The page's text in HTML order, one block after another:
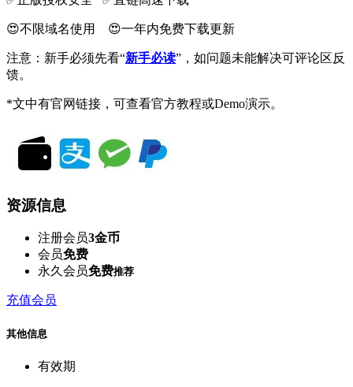
😍不限域名使用 😍一年内免费下载更新
注意：新手必须先看“新手必读”，如问题未能解决可评论区反
馈。
*文中有官网链接，可查看官方教程或Demo演示。
资源信息
注册会员3金币
会员免费
永久会员免费推荐
充值会员
其他信息
有效期